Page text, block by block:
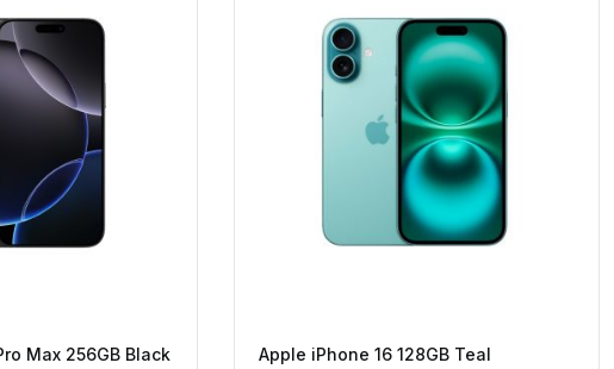
Max 256GB Black
Apple iPhone 16 128GB Teal